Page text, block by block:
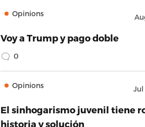
Opinions
Voy a Trump y pago doble
0
Opinions Jul
El sinhogarismo juvenil tiene
historia y solución